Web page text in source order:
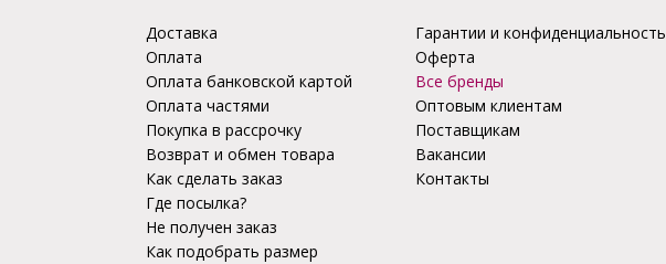
Доставка
Оплата
Оплата банковской картой
Оплата частями
Покупка в рассрочку
Возврат и обмен товара
Как сделать заказ
Где посылка?
Не получен заказ
Как подобрать размер
Гарантии и конфиденциальность
Оферта
Все бренды
Оптовым клиентам
Поставщикам
Вакансии
Контакты